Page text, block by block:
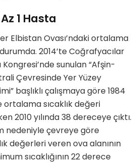
1 Hasta
Elbistan Ovası’ndaki ortalama
2014’te Coğrafyacılar
sunulan “Afşin-
Çevresinde Yer Yüzey
başlıklı çalışmaya göre 1984
ortalama sıcaklık değeri
2010 yılında 38 dereceye çıktı.
nedeniyle çevreye göre
değerleri veren ova alanının
sıcaklığının 22 derece